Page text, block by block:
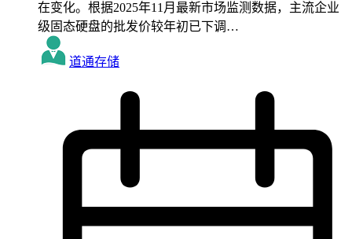
在变化。根据2025年11月最新市场监测数据，主流企业
级固态硬盘的批发价较年初已下调…
道通存储